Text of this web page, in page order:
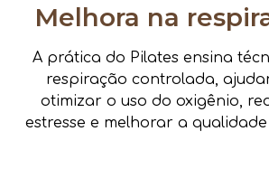
Melhora na
A prática do Pilates ensina
respiração controlada,
otimizar o uso do oxigênio,
estresse e melhorar a